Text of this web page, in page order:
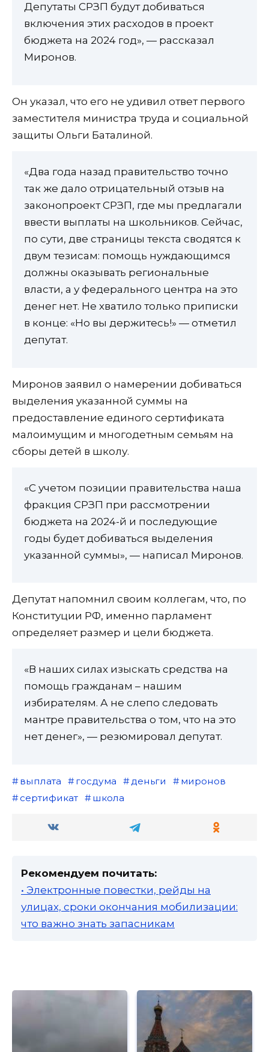
Депутаты СРЗП будут добиваться
включения этих расходов в проект
бюджета на 2024 год», — рассказал
Миронов.
Он указал, что его не удивил ответ первого
заместителя министра труда и социальной
защиты Ольги Баталиной.
«Два года назад правительство точно
так же дало отрицательный отзыв на
законопроект СРЗП, где мы предлагали
ввести выплаты на школьников. Сейчас,
по сути, две страницы текста сводятся к
двум тезисам: помощь нуждающимся
должны оказывать региональные
власти, а у федерального центра на это
денег нет. Не хватило только приписки
в конце: «Но вы держитесь!» — отметил
депутат.
Миронов заявил о намерении добиваться
выделения указанной суммы на
предоставление единого сертификата
малоимущим и многодетным семьям на
сборы детей в школу.
«С учетом позиции правительства наша
фракция СРЗП при рассмотрении
бюджета на 2024-й и последующие
годы будет добиваться выделения
указанной суммы», — написал Миронов.
Депутат напомнил своим коллегам, что, по
Конституции РФ, именно парламент
определяет размер и цели бюджета.
«В наших силах изыскать средства на
помощь гражданам – нашим
избирателям. А не слепо следовать
мантре правительства о том, что на это
нет денег», — резюмировал депутат.
выплата госдума деньги
миронов
сертификат
школа
Рекомендуем почитать:
• Электронные повестки, рейды на
улицах, сроки окончания мобилизации:
что важно знать запасникам